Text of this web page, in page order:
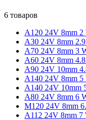
6 товаров
A120 24V 8mm 2
A30 24V 8mm
A70 24V 8mm 3
A60 24V 8mm
A90 24V 10mm
A140 24V 8mm 5
A140 24V 10mm
A80 24V 8mm 6
M120 24V 8mm
A112 24V 8mm 7